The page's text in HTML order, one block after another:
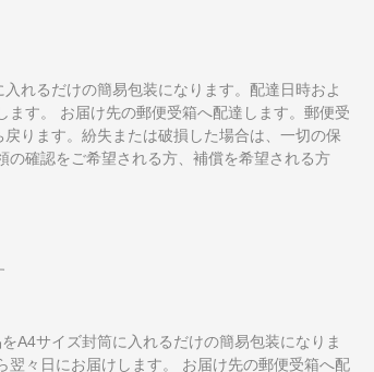
れるだけの簡易包装になります。配達日時およ
す。 お届け先の郵便受箱へ配達します。郵便受
ります。紛失または破損した場合は、一切の保
確認をご希望される方、補償を希望される方
A4サイズ封筒に入れるだけの簡易包装になりま
々日にお届けします。 お届け先の郵便受箱へ配